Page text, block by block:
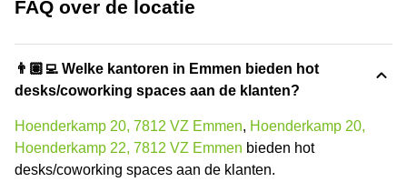
FAQ over de locatie
👨🏽‍💻 Welke kantoren in Emmen bieden hot
desks/coworking spaces aan de klanten?
Hoenderkamp 20, 7812 VZ Emmen, Hoenderkamp 20,
Hoenderkamp 22, 7812 VZ Emmen bieden hot
desks/coworking spaces aan de klanten.